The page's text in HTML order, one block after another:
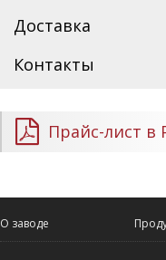
Доставка
Контакты
Прайс-лист в
О заводе